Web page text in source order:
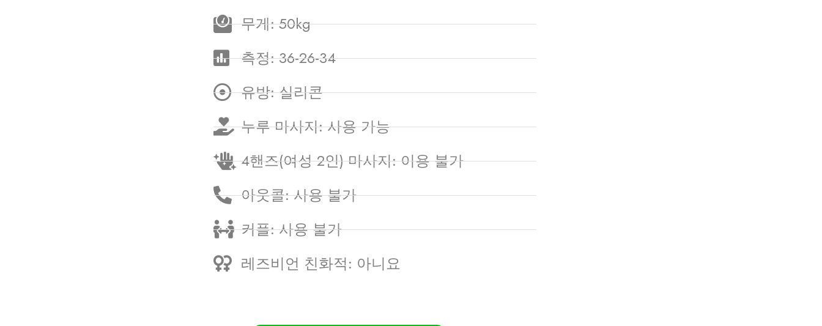
무게: 50kg
측정: 36-26-34
유방: 실리콘
누루 마사지: 사용 가능
4핸즈(여성 2인) 마사지: 이용 불가
아웃콜: 사용 불가
커플: 사용 불가
레즈비언 친화적: 아니요